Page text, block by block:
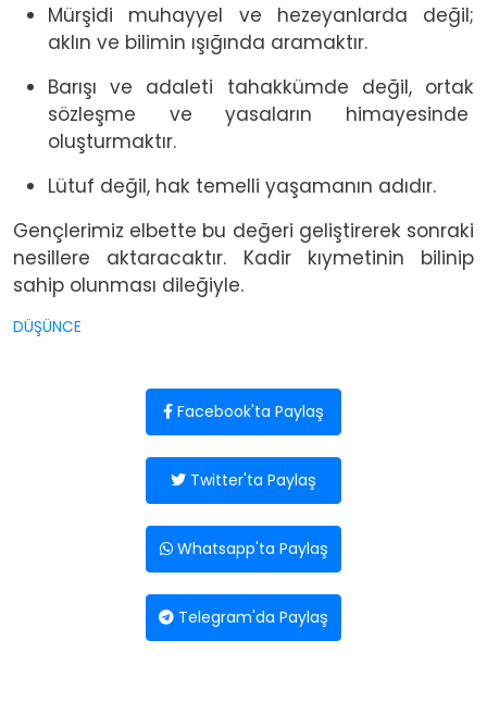
Mürşidi muhayyel ve hezeyanlarda değil;
aklın ve bilimin ışığında aramaktır.
Barışı ve adaleti tahakkümde değil, ortak
sözleşme ve yasaların himayesinde
oluşturmaktır.
Lütuf değil, hak temelli yaşamanın adıdır.
Gençlerimiz elbette bu değeri geliştirerek sonraki
nesillere aktaracaktır. Kadir kıymetinin bilinip
sahip olunması dileğiyle.
DÜŞÜNCE
Facebook'ta Paylaş
Twitter'ta Paylaş
Whatsapp'ta Paylaş
Telegram'da Paylaş